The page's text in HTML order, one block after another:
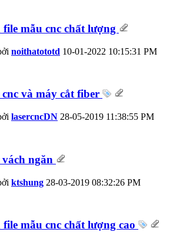
mẫu cnc chất lượng
noithatototd 10-01-2022 10:15:31 PM
và máy cắt fiber
lasercncDN 28-05-2019 11:38:55 PM
ngăn
ktshung 28-03-2019 08:32:26 PM
mẫu cnc chất lượng cao